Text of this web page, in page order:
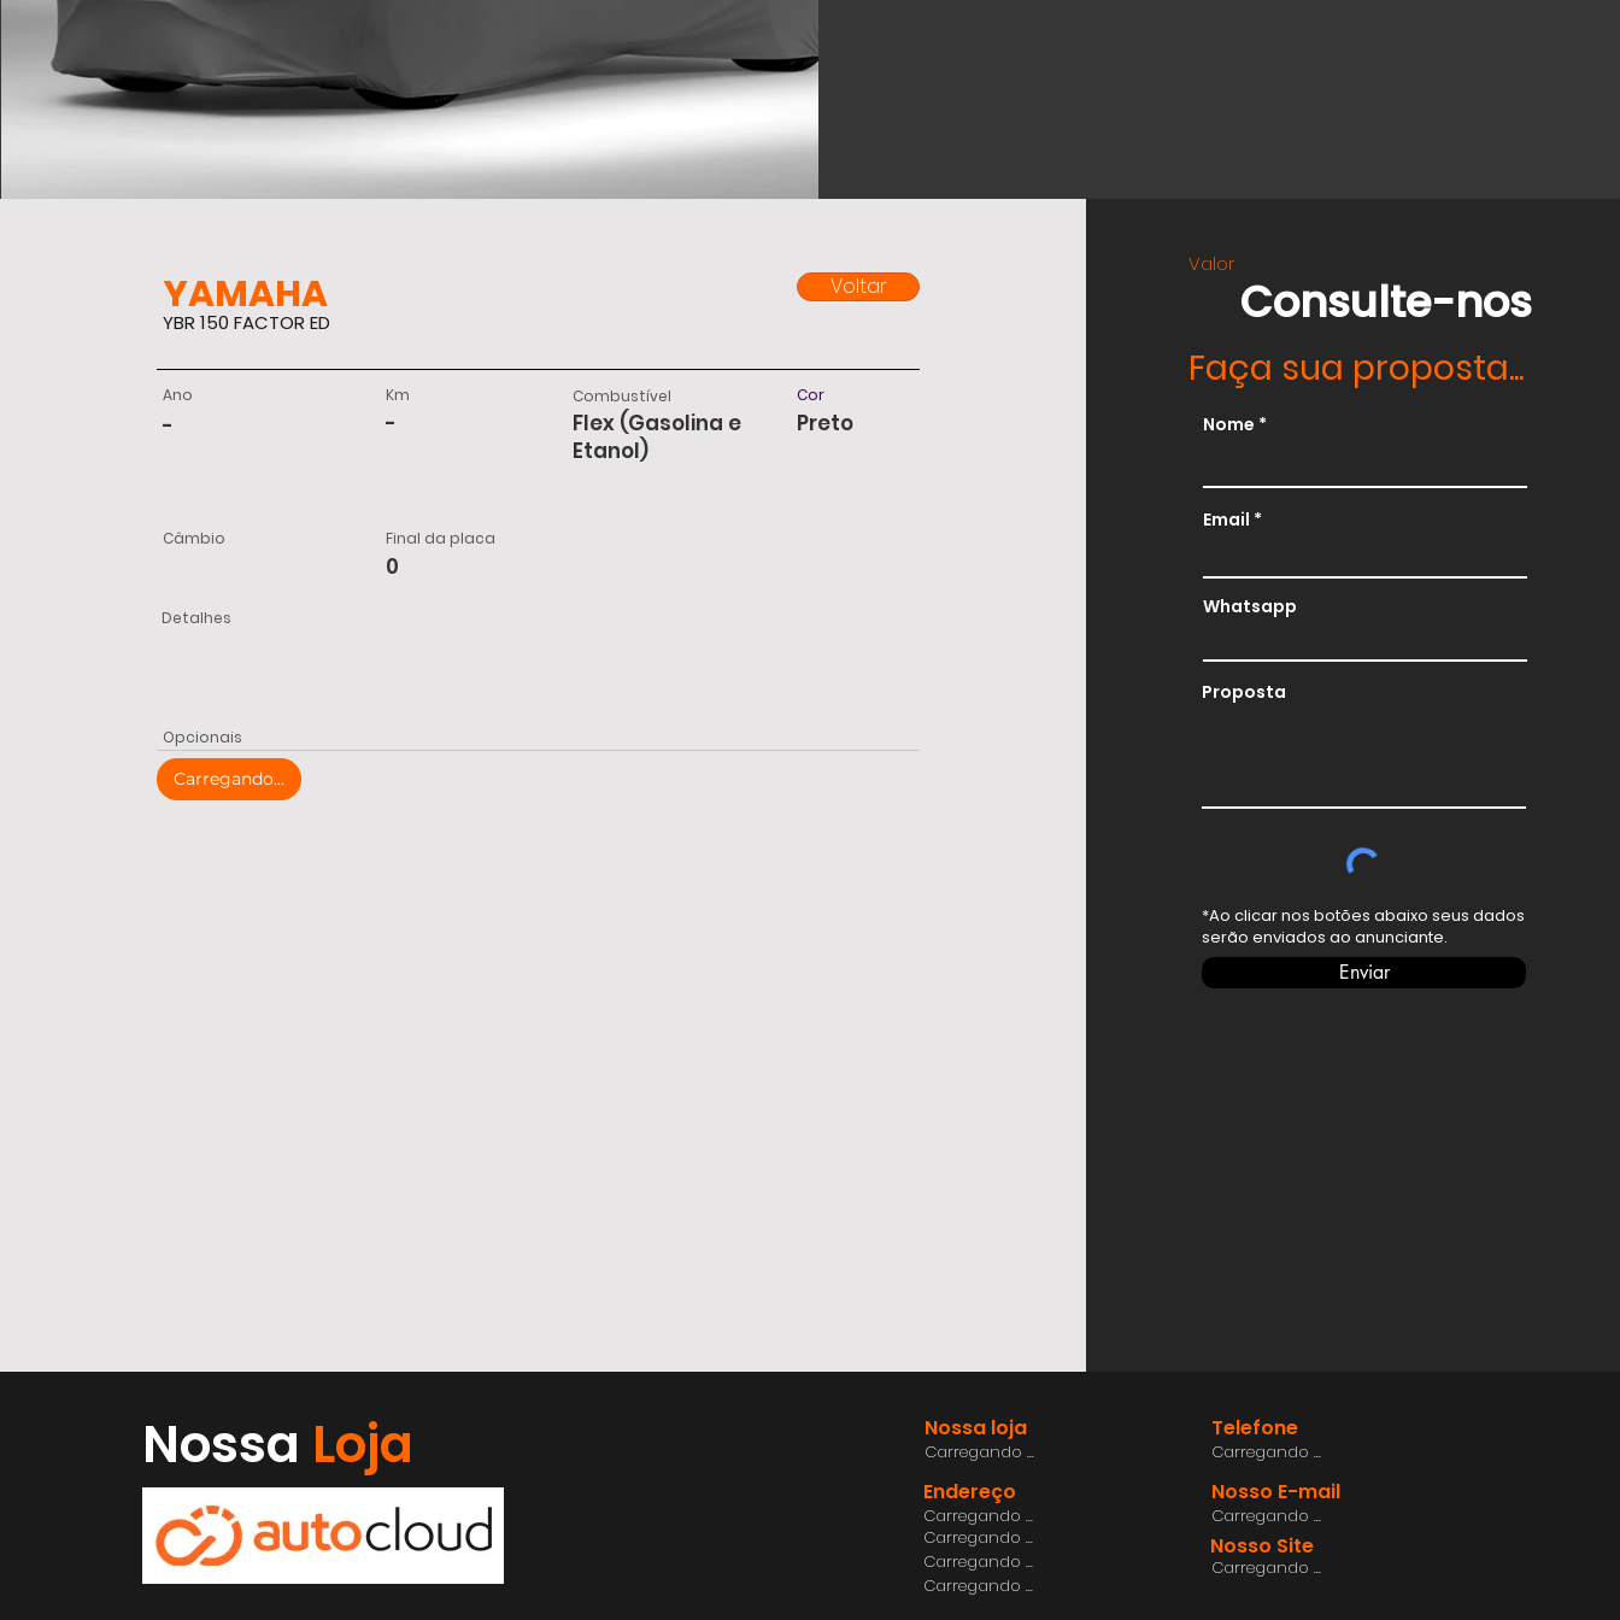
YAMAHA
YBR 150 FACTOR ED
Voltar
Ano
-
Km
-
Combustível
Flex (Gasolina e
Etanol)
Cor
Preto
Câmbio Final da placa
0
Detalhes
Opcionais
Carregando...
Valor
Consulte-nos
Faça sua proposta...
Nome
Email
Whatsapp
Proposta
*Ao clicar nos botões abaixo seus dados
serão enviados ao anunciante.
Enviar
Nossa Loja Nossa loja
Carregando ...
Telefone
Carregando ...
Endereço
Carregando ...
Carregando ...
Carregando ...
Carregando ...
Nosso E-mail
Carregando ...
Carregando ...
Nosso Site